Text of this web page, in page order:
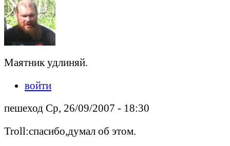
Маятник удлиняй.
войти
пешеход Ср, 26/09/2007 - 18:30
Troll:спасибо,думал об этом.